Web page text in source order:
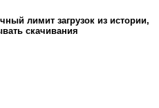
лимит загрузок из истории,
скачивания